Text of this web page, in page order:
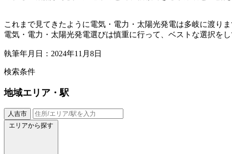
これまで見てきたように電気・電力・太陽光発電は多岐に渡り
電気・電力・太陽光発電選びは慎重に行って、ベストな選択をし
執筆年月日：2024年11月8日
検索条件
地域エリア・駅
人吉市
エリアから探す